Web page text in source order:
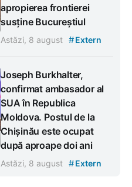
apropierea frontierei
susține Bucureștiul
Astăzi, 8 august #Extern
Joseph Burkhalter,
confirmat ambasador al
SUA în Republica
Moldova. Postul de la
Chișinău este ocupat
după aproape doi ani
Astăzi, 8 august #Extern